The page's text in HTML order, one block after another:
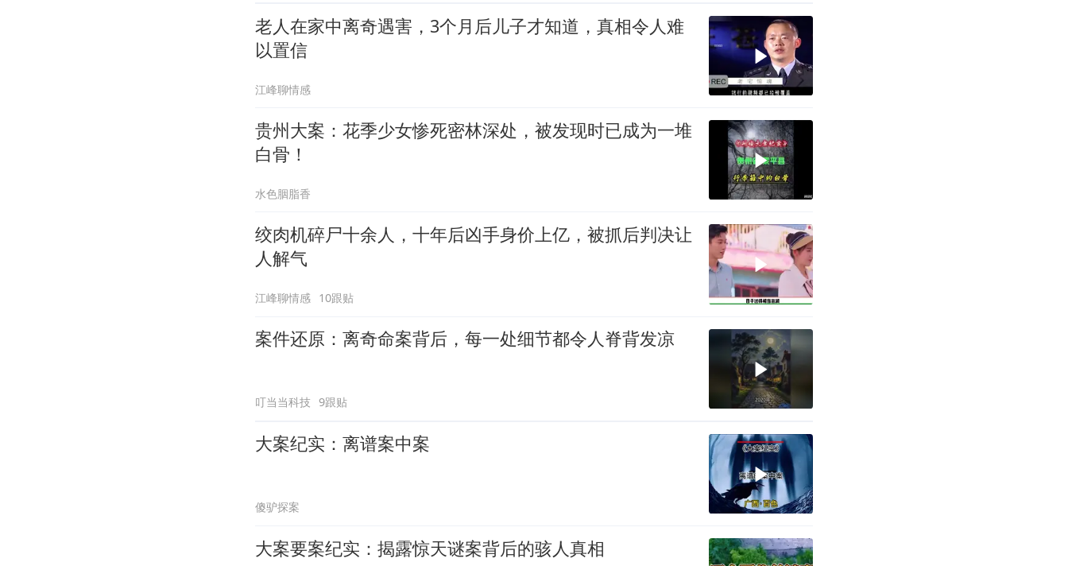
老人在家中离奇遇害，3个月后儿子才知道，真相令人难
以置信
江峰聊情感
贵州大案：花季少女惨死密林深处，被发现时已成为一堆
白骨！
水色胭脂香
绞肉机碎尸十余人，十年后凶手身价上亿，被抓后判决让
人解气
江峰聊情感 10跟贴
案件还原：离奇命案背后，每一处细节都令人脊背发凉
叮当当科技 9跟贴
大案纪实：离谱案中案
傻驴探案
大案要案纪实：揭露惊天谜案背后的骇人真相